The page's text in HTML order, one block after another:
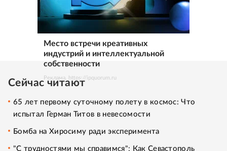
Место встречи креативных
индустрий и интеллектуальной
собственности
Реклама. https://ipquorum.ru
Сейчас читают
65 лет первому суточному полету в космос: Что
испытал Герман Титов в невесомости
Бомба на Хиросиму ради эксперимента
"С трудностями мы справимся": Как Севастополь